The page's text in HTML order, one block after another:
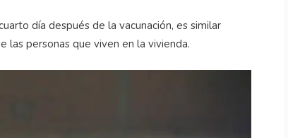
día después de la vacunación, es similar
personas que viven en la vivienda.